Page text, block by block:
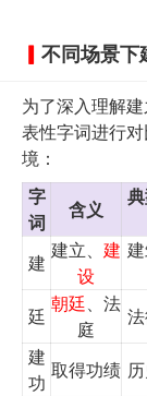
不同场景下
为了深入理解
表性字词进行
境：
字
词
含义
建
建立、 建
设
廷
朝廷、法
庭
建
功
取得功绩